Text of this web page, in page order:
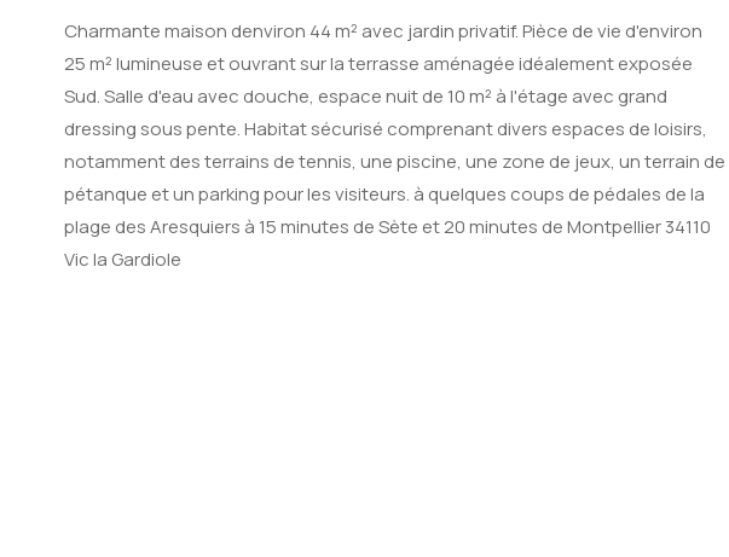
Charmante maison denviron 44 m² avec jardin privatif. Pièce de vie d'environ
25 m² lumineuse et ouvrant sur la terrasse aménagée idéalement exposée
Sud. Salle d'eau avec douche, espace nuit de 10 m² à l'étage avec grand
dressing sous pente. Habitat sécurisé comprenant divers espaces de loisirs,
notamment des terrains de tennis, une piscine, une zone de jeux, un terrain de
pétanque et un parking pour les visiteurs. à quelques coups de pédales de la
plage des Aresquiers à 15 minutes de Sète et 20 minutes de Montpellier 34110
Vic la Gardiole